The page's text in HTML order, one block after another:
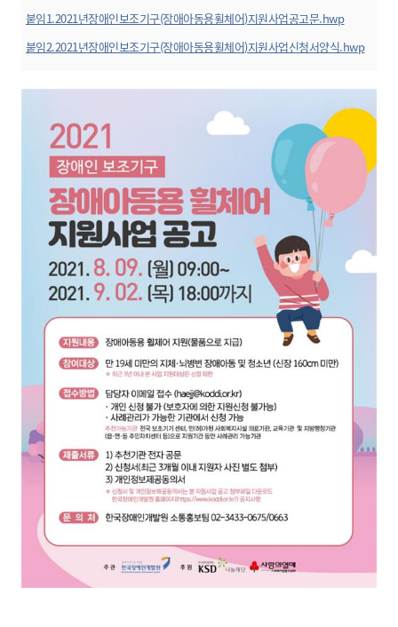
붙임1.2021년장애인보조기구(장애아동용휠체어)지원사업공고문.hwp
미리보기
붙임2.2021년장애인보조기구(장애아동용휠체어)지원사업신청서양식.hwp